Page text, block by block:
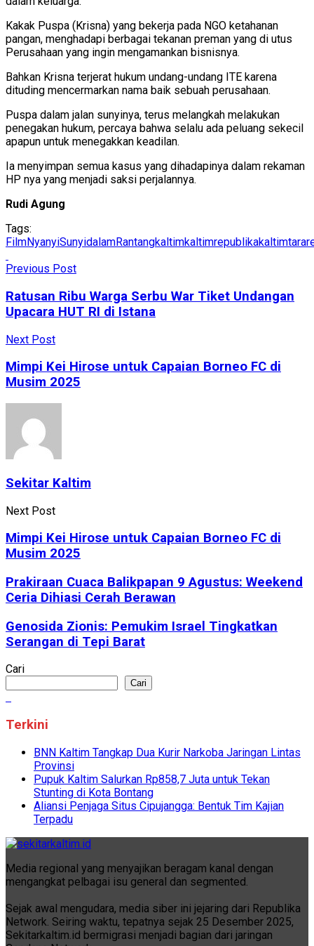
Kakak Puspa (Krisna) yang bekerja pada NGO ketahanan
pangan, menghadapi berbagai tekanan preman yang di utus
Perusahaan yang ingin mengamankan bisnisnya.
Bahkan Krisna terjerat hukum undang-undang ITE karena
dituding mencermarkan nama baik sebuah perusahaan.
Puspa dalam jalan sunyinya, terus melangkah melakukan
penegakan hukum, percaya bahwa selalu ada peluang sekecil
apapun untuk menegakkan keadilan.
Ia menyimpan semua kasus yang dihadapinya dalam rekaman
HP nya yang menjadi saksi perjalannya.
Rudi Agung
Tags:
FilmNyanyiSunyidalamRantangkaltimkaltimrepublika
Previous Post
Ratusan Ribu Warga Serbu War Tiket Undangan
Upacara HUT RI di Istana
Next Post
Mimpi Kei Hirose untuk Capaian Borneo FC di
Musim 2025
Sekitar Kaltim
Next Post
Mimpi Kei Hirose untuk Capaian Borneo FC di
Musim 2025
Prakiraan Cuaca Balikpapan 9 Agustus: Weekend
Ceria Dihiasi Cerah Berawan
Genosida Zionis: Pemukim Israel Tingkatkan
Serangan di Tepi Barat
Cari
Cari
Terkini
BNN Kaltim Tangkap Dua Kurir Narkoba Jaringan Lintas
Provinsi
Pupuk Kaltim Salurkan Rp858,7 Juta untuk Tekan
Stunting di Kota Bontang
Aliansi Penjaga Situs Cipujangga: Bentuk Tim Kajian
Terpadu
Media regional yang menyajikan beragam kanal dengan
mengangkat pelbagai isu general dan segmented.
Sejak awal mengudara, media siber ini jejaring dari Republika
Network. Seiring waktu, tepatnya sejak 25 Desember 2025,
Sekitarkaltim.id bermigrasi menjadi bagian dari jaringan